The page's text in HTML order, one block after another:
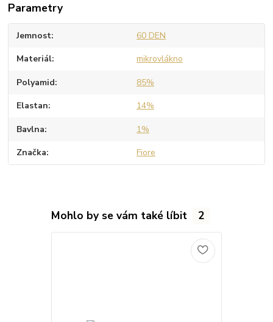
Parametry
Jemnost 60 DEN
Materiál mikrovlákno
Polyamid 85%
Elastan 14%
Bavlna 1%
Značka Fiore
Mohlo by se vám také líbit 2